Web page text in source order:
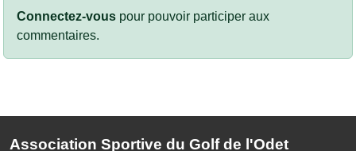
Connectez-vous pour pouvoir participer aux
commentaires.
Association Sportive du Golf de l'Odet